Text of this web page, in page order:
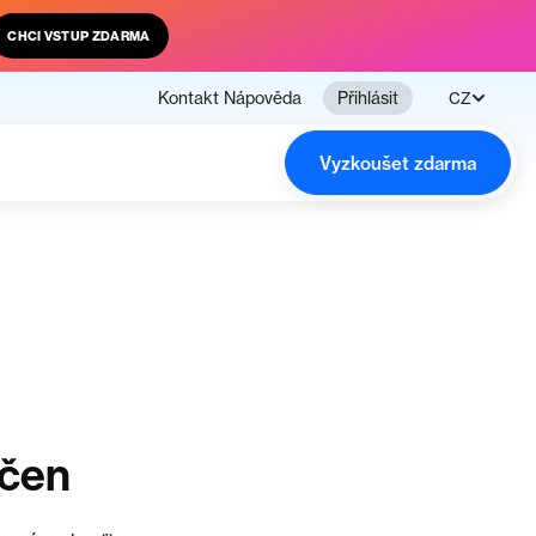
CHCI VSTUP ZDARMA
Kontakt Nápověda Přihlásit CZ
Vyzkoušet zdarma